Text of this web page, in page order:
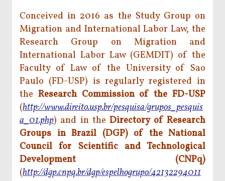
Conceived in 2016 as the Study Group on
Migration and International Labor Law, the
Research Group on Migration and
International Labor Law (GEMDIT) of the
Faculty of Law of the University of Sao
Paulo (FD-USP) is regularly registered in
the Research Commission of the FD-USP
(http://www.direito.usp.br/pesquisa/grupos_pesquis
a_01.php) and in theDirectory of Research
Groups in Brazil (DGP) of the National
Council for Scientific and Technological
Development (CNPq)
(http://dgp.cnpq.br/dgp/espelhogrupo/42132294011